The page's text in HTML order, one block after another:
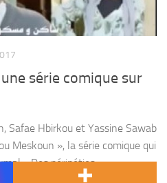
série comique sur
Safae Hbirkou et Yassine Sawab
Meskoun », la série comique qui
Des péripéties
rater, après le Ftour,...